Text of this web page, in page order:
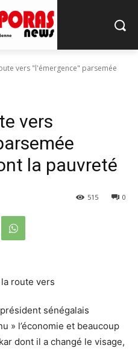
vers "l'émergence" parsemée
vers
la pauvreté
0
515
sénégalais
» l’économie et beaucoup
dont il a changé le visage,